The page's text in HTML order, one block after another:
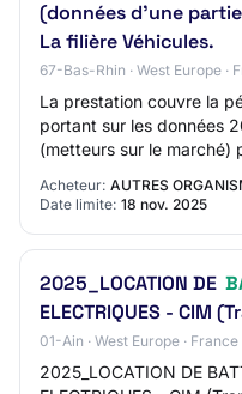
(données d’une
La filière Véhicules.
67-Bas-Rhin · West Europe ·
La prestation couvre la
portant sur les données
(metteurs sur le marché)
Acheteur: AUTRES
Date limite: 18 nov. 2025
2025_LOCATION DE
ELECTRIQUES - CIM
01-Ain · West Europe · France
2025_LOCATION DE